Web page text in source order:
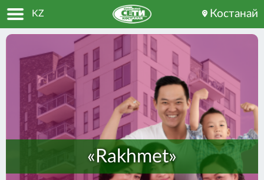
KZ Костанай
Главная
Интернет тарифы
Телевидение
Умный дом
Для бизнеса
«Rakhmet»